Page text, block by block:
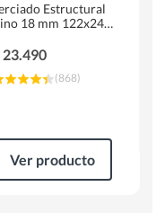
Estructural
18 mm 122x244
23.490
(868)
Ver producto